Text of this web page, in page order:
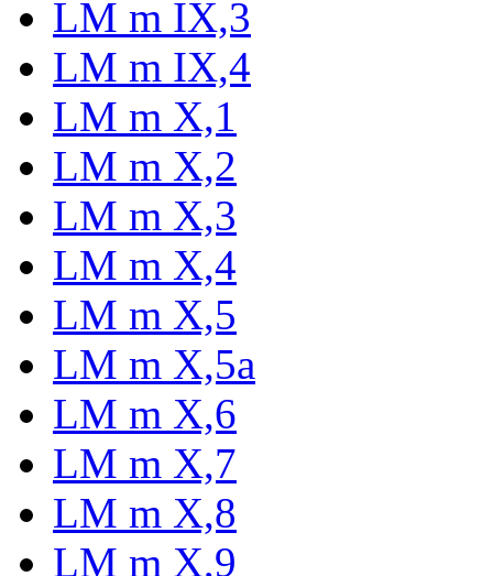
LM m IX,3
LM m IX,4
LM m X,1
LM m X,2
LM m X,3
LM m X,4
LM m X,5
LM m X,5a
LM m X,6
LM m X,7
LM m X,8
LM m X,9